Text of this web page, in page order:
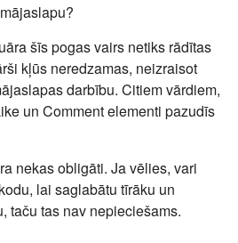
šīs pogas vairs netiks rādītas
kļūs neredzamas, neizraisot
darbību. Citiem vārdiem,
un Comment elementi pazudīs
nekas obligāti. Ja vēlies, vari
lai saglabātu tīrāku un
taču tas nav nepieciešams.